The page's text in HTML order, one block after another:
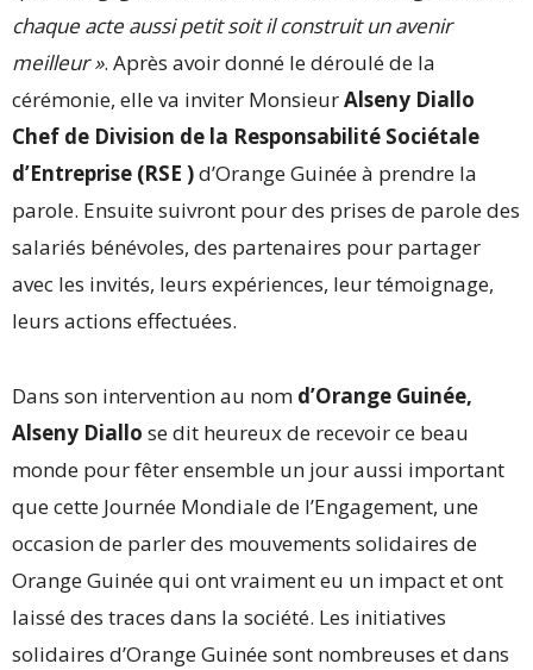
chaque acte aussi petit soit il construit un avenir
meilleur ». Après avoir donné le déroulé de la
cérémonie, elle va inviter MonsieurAlseny Diallo
Chef de Division de la Responsabilité Sociétale
d’Entreprise (RSE )d’Orange Guinée à prendre la
parole. Ensuite suivront pour des prises de parole des
salariés bénévoles, des partenaires pour partager
avec les invités, leurs expériences, leur témoignage,
leurs actions effectuées.
Dans son intervention au nom d’Orange Guinée,
Alseny Diallo se dit heureux de recevoir ce beau
monde pour fêter ensemble un jour aussi important
que cette Journée Mondiale de l’Engagement, une
occasion de parler des mouvements solidaires de
Orange Guinée qui ont vraiment eu un impact et ont
laissé des traces dans la société. Les initiatives
solidaires d’Orange Guinée sont nombreuses et dans